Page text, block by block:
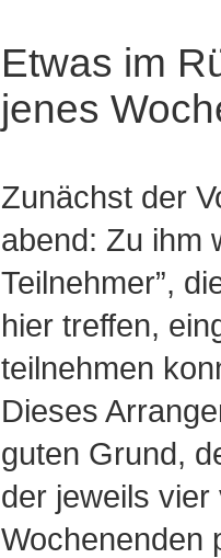
Etwas im
jenes
Zunächst der
abend: Zu ihm
Teilnehmer”,
hier treffen,
teilnehmen
Dieses
guten Grund,
der jeweils
Wochenenden